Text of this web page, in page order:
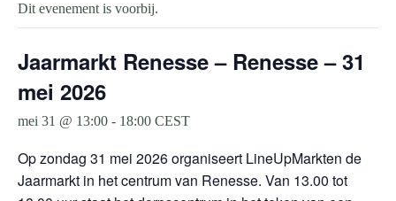
Dit evenement is voorbij.
Jaarmarkt Renesse – Renesse – 31
mei 2026
mei 31 @ 13:00 - 18:00 CEST
Op zondag 31 mei 2026 organiseert LineUpMarkten de
Jaarmarkt in het centrum van Renesse. Van 13.00 tot